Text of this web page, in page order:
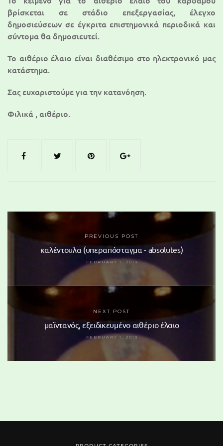
βρίσκεται σε στάδιο επεξεργασίας, έλεγχο
δημοσιεύσεων σε έγκριτα επιστημονικά περιοδικά και
σύντομα θα δημοσιευτεί.
To αιθέριο έλαιο είναι διαθέσιμο στο ηλεκτρονικό μας
κατάστημα.
Σας ευχαριστούμε για την κατανόηση.
Φιλικά , αιθέριο.
PREVIOUS POST
καλέντουλα (υπεραπόσταγμα - absolutes)
FEBRUARY 1, 2013
NEXT POST
μαϊντανός, εξειδικευμένο αιθέριο έλαιο
FEBRUARY 1, 2013